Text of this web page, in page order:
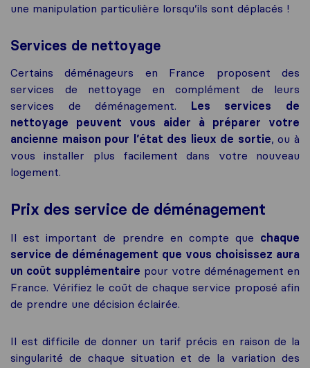
une manipulation particulière lorsqu’ils sont déplacés !
Services de nettoyage
Certains déménageurs en France proposent des
services de nettoyage en complément de leurs
services de déménagement. Les services de
nettoyage peuvent vous aider à préparer votre
ancienne maison pour l’état des lieux de sortie, ou à
vous installer plus facilement dans votre nouveau
logement.
Prix des service de déménagement
Il est important de prendre en compte que chaque
service de déménagement que vous choisissez aura
un coût supplémentaire pour votre déménagement en
France. Vérifiez le coût de chaque service proposé afin
de prendre une décision éclairée.
Il est difficile de donner un tarif précis en raison de la
singularité de chaque situation et de la variation des